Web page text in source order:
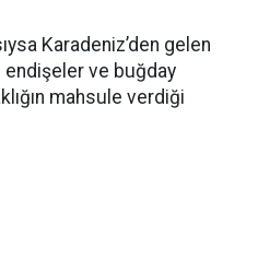
Karadeniz’den gelen
endişeler ve buğday
mahsule verdiği